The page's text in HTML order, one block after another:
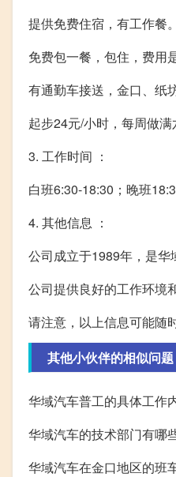
提供免费住宿，有工作餐。
免费包一餐，包住，费用
有通勤车接送，金口、纸
起步24元/小时，每周做
3. 工作时间 ：
白班6:30-18:30；晚班
4. 其他信息 ：
公司成立于1989年，是华
公司提供良好的工作环境
请注意，以上信息可能随
其他小伙伴的相似问题
华域汽车普工的具体工作
华域汽车的技术部门有哪
华域汽车在金口地区的班